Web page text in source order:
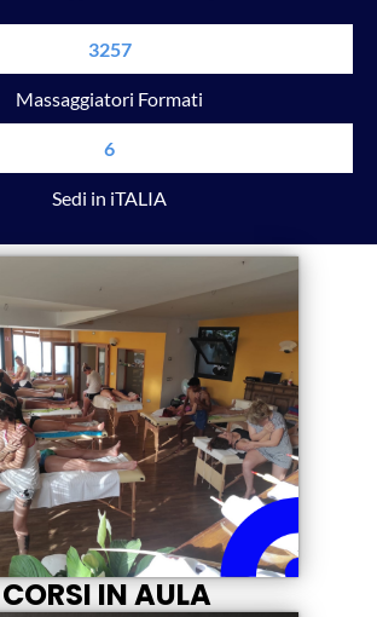
3257
Massaggiatori Formati
6
Sedi in iTALIA
CORSI IN AULA